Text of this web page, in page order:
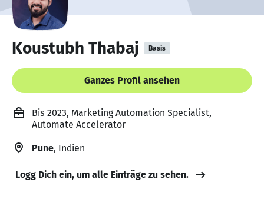
Koustubh Thabaj Basis
Ganzes Profil ansehen
Bis 2023, Marketing Automation Specialist,
Automate Accelerator
Pune, Indien
Logg Dich ein, um alle Einträge zu sehen.